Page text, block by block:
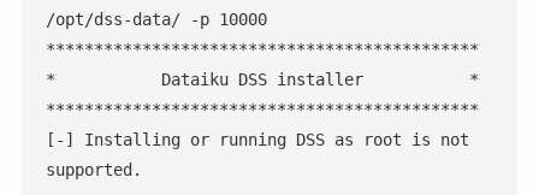
/opt/dss-data/ -p 10000
*********************************************
*           Dataiku DSS installer           *
*********************************************
[-] Installing or running DSS as root is not
supported.